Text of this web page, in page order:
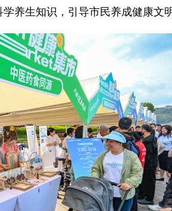
养生知识，引导市民养成健康文